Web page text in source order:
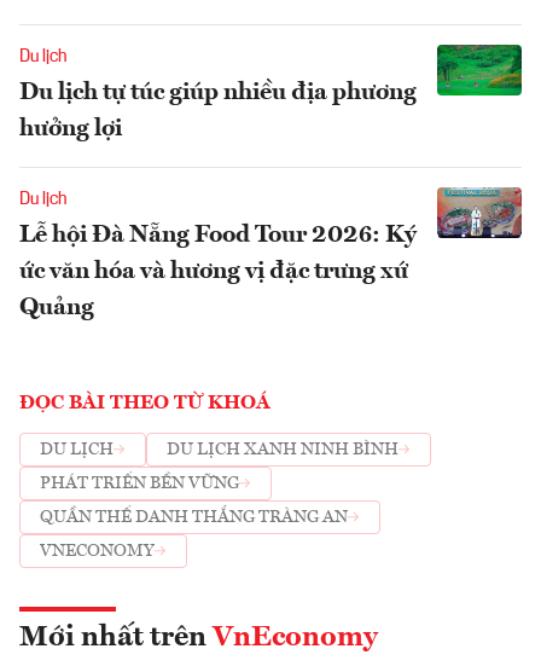
Du lịch
Du lịch tự túc giúp nhiều địa phương
hưởng lợi
Du lịch
Lễ hội Đà Nẵng Food Tour 2026: Ký
ức văn hóa và hương vị đặc trưng xứ
Quảng
ĐỌC BÀI THEO TỪ KHOÁ
DU LỊCH
DU LỊCH XANH NINH BÌNH
PHÁT TRIỂN BỀN VỮNG
QUẦN THỂ DANH THẮNG TRÀNG AN
VNECONOMY
Mới nhất trên VnEconomy